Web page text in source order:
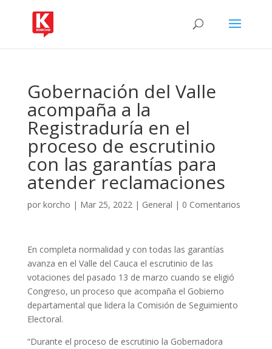
Gobernación del Valle
acompaña a la
Registraduría en el
proceso de escrutinio
con las garantías para
atender reclamaciones
por korcho | Mar 25, 2022| General | 0 Comentarios
En completa normalidad y con todas las garantías
avanza en el Valle del Cauca el escrutinio de las
votaciones del pasado 13 de marzo cuando se eligió
Congreso, un proceso que acompaña el Gobierno
departamental que lidera la Comisión de Seguimiento
Electoral.
“Durante el proceso de escrutinio la Gobernadora